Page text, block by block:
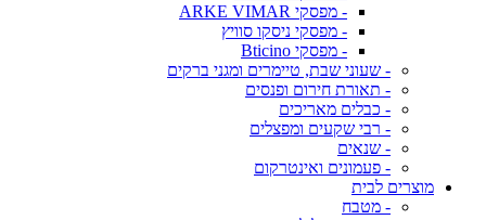
- מפסקי ARKE VIMAR
- מפסקי ניסקו סוויץ
- מפסקי Bticino
- שעוני שבת, טיימרים ומגני ברקים
- תאורת חירום ופנסים
- כבלים מאריכים
- רבי שקעים ומפצלים
- שנאים
- פעמונים ואינטרקום
מוצרים לבית
- מטבח